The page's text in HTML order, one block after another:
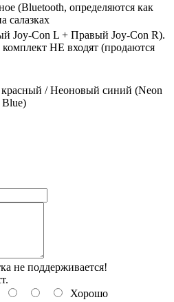
(Bluetooth, определяются как
салазках
Joy-Con L + Правый Joy-Con R).
НЕ входят (продаются
/ Неоновый синий (Neon
Blue)
не поддерживается!
Хорошо